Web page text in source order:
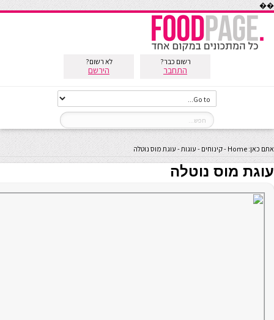
��
רשום כבר?
התחבר
לא רשום?
הירשם
אתם כאן: Home
-קינוחים - עוגות- עוגת מוס נוטלה
עוגת מוס נוטלה